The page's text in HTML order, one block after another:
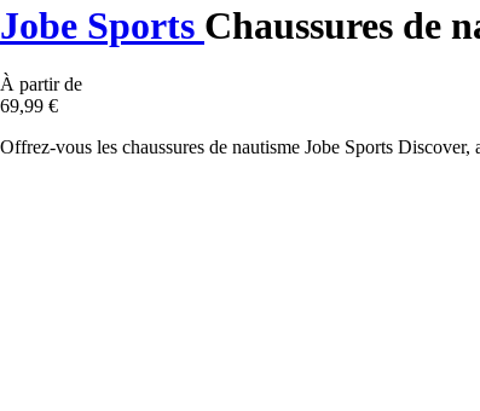
Jobe Sports Chaussures de
À partir de
69,99 €
Offrez-vous les chaussures de nautisme Jobe Sports